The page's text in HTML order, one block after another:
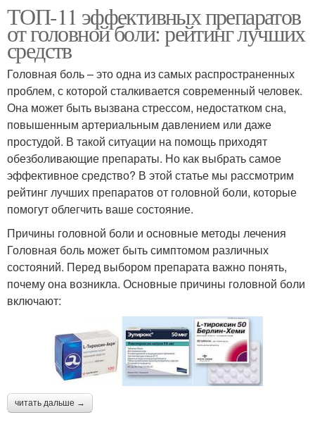
ТОП-11 эффективных препаратов
от головной боли: рейтинг лучших
средств
Головная боль – это одна из самых распространенных
проблем, с которой сталкивается современный человек.
Она может быть вызвана стрессом, недостатком сна,
повышенным артериальным давлением или даже
простудой. В такой ситуации на помощь приходят
обезболивающие препараты. Но как выбрать самое
эффективное средство? В этой статье мы рассмотрим
рейтинг лучших препаратов от головной боли, которые
помогут облегчить ваше состояние.
Причины головной боли и основные методы лечения
Головная боль может быть симптомом различных
состояний. Перед выбором препарата важно понять,
почему она возникла. Основные причины головной боли
включают:
читать дальше →